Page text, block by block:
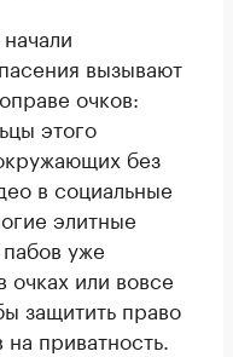
вызывают
очков:
этого
без
в социальные
элитные
уже
очках или вовсе
защитить право
приватность.